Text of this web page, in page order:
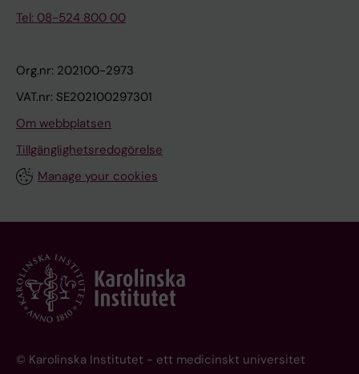
Tel: 08-524 800 00
Org.nr: 202100-2973
VAT.nr: SE202100297301
Om webbplatsen
Tillgänglighetsredogörelse
Manage your cookies
© Karolinska Institutet - ett medicinskt universitet